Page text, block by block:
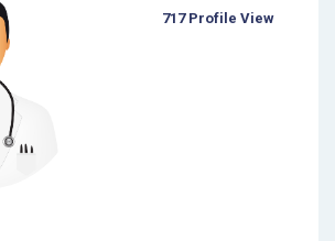
717 Profile View